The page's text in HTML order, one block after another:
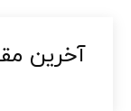
آخرین